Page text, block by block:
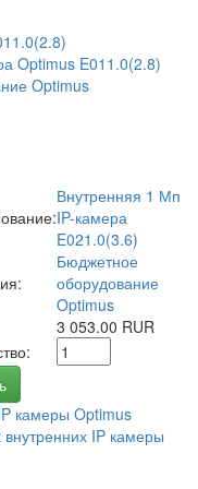
Optimus E011.0(2.8)
Optimus
Внутренняя 1 Мп
IP-камера
E021.0(3.6)
Бюджетное
оборудование
Optimus
3 053.00 RUR
IP камеры